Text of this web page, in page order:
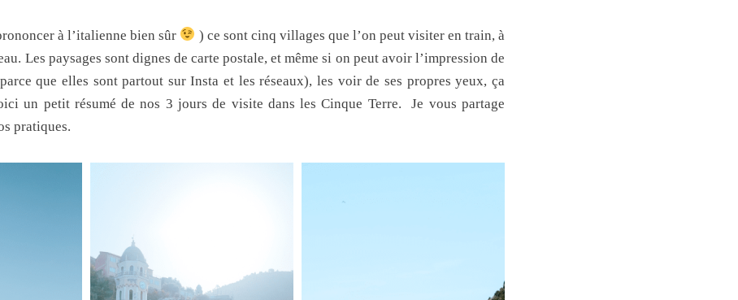
à l’italienne bien sûr
) ce sont cinq villages que l’on peut visiter en train, à
Les paysages sont dignes de carte postale, et même si on peut avoir l’impression de
que elles sont partout sur Insta et les réseaux), les voir de ses propres yeux, ça
un petit résumé de nos 3 jours de visite dans les Cinque Terre.
Je vous partage
pratiques.